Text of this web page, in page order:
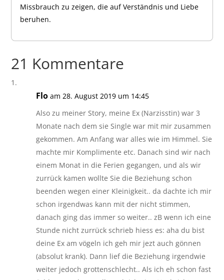
Missbrauch zu zeigen, die auf Verständnis und Liebe
beruhen.
21 Kommentare
Flo am 28. August 2019 um 14:45
Also zu meiner Story, meine Ex (Narzisstin) war 3
Monate nach dem sie Single war mit mir zusammen
gekommen. Am Anfang war alles wie im Himmel. Sie
machte mir Komplimente etc. Danach sind wir nach
einem Monat in die Ferien gegangen, und als wir
zurrück kamen wollte Sie die Beziehung schon
beenden wegen einer Kleinigkeit.. da dachte ich mir
schon irgendwas kann mit der nicht stimmen,
danach ging das immer so weiter.. zB wenn ich eine
Stunde nicht zurrück schrieb hiess es: aha du bist
deine Ex am vögeln ich geh mir jezt auch gönnen
(absolut krank). Dann lief die Beziehung irgendwie
weiter jedoch grottenschlecht.. Als ich eh schon fast